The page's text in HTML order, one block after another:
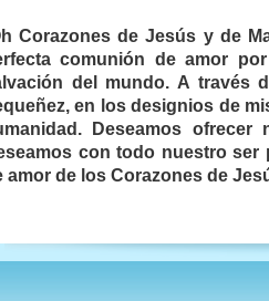
Corazones de Jesús y de
comunión de amor
del mundo. A través
en los designios de
Deseamos
con todo nuestro ser
amor de los Corazones de